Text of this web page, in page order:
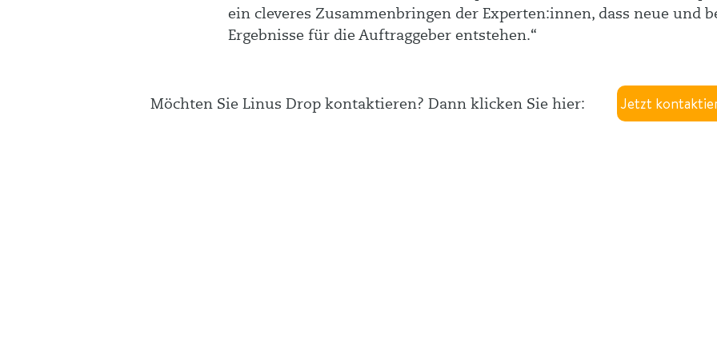
Jetzt
Möchten SieLinus Drop kontaktieren? Dann klicken Sie hier:
ein cleveres Zusammenbringen der Experten:innen, dass neue und
Ergebnisse für die Auftraggeber entstehen.“